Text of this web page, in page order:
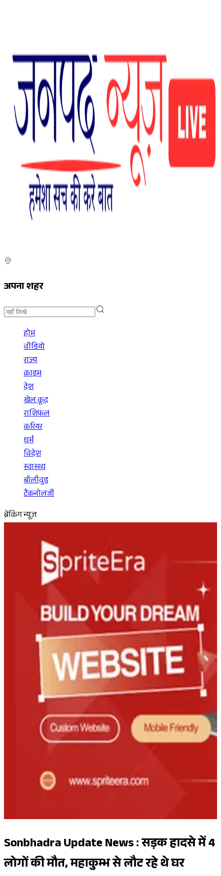
अपना शहर
होम
वीडियो
राज्य
क्राइम
देश
खेल कूद
राशिफल
करियर
धर्म
विदेश
स्वास्थ्य
बॉलीवुड
टैकनोलजी
ब्रेकिंग न्यूज़
Sonbhadra Update News : सड़क हादसे में 4
लोगों की मौत, महाकुम्भ से लौट रहे थे घर